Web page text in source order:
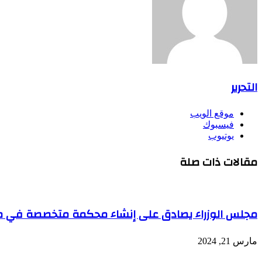
التحرير
موقع الويب
فيسبوك
يوتيوب
مقالات ذات صلة
مجلس الوزراء يصادق على إنشاء محكمة متخصصة في
مارس 21, 2024